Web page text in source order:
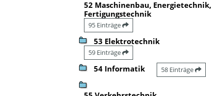
52 Maschinenbau, Energietechnik,
Fertigungstechnik
95 Einträge
53 Elektrotechnik
59 Einträge
54 Informatik 58 Einträge